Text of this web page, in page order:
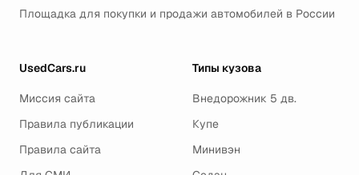
Площадка для покупки и продажи автомобилей в России
UsedCars.ru
Миссия сайта
Правила публикации
Правила сайта
Типы кузова
Внедорожник 5 дв.
Купе
Минивэн